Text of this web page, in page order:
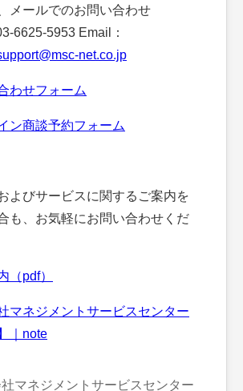
メールでのお問い合わせ
6625-5953 Email：
net.co.jp
わせフォーム
ン商談予約フォーム
よびサービスに関するご案内を
も、お気軽にお問い合わせくだ
（pdf）
マネジメントサービスセンター
｜note
マネジメントサービスセンター